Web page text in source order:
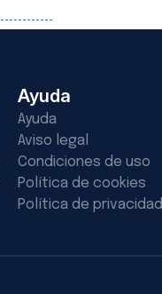
Ayuda
Ayuda
Aviso legal
Condiciones de uso
Política de cookies
Política de privacidad